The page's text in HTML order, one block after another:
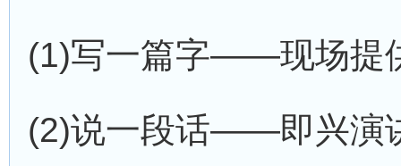
(1)写一篇字——现场提
(2)说一段话——即兴演